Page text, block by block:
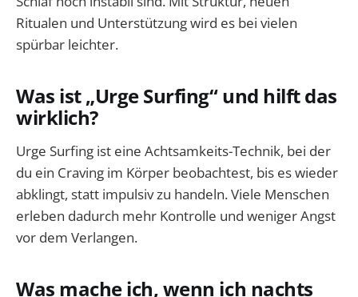
Ritualen und Unterstützung wird es bei vielen
spürbar leichter.
Was ist „Urge Surfing“ und hilft das
wirklich?
Urge Surfing ist eine Achtsamkeits-Technik, bei der
du ein Craving im Körper beobachtest, bis es wieder
abklingt, statt impulsiv zu handeln. Viele Menschen
erleben dadurch mehr Kontrolle und weniger Angst
vor dem Verlangen.
Was mache ich, wenn ich nachts